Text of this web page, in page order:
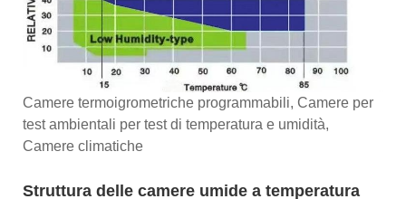
Camere termoigrometriche programmabili, Camere per
test ambientali per test di temperatura e umidità,
Camere climatiche
Struttura delle camere umide a temperatura